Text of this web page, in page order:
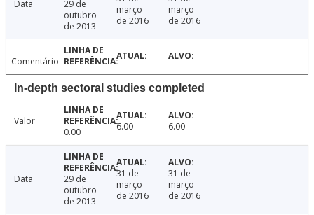
Data
29 de
outubro
de 2013
março
de 2016
março
de 2016
Comentário
In-depth sectoral studies completed
Valor
0.00
6.00 6.00
Data
29 de
outubro
de 2013
31 de
março
de 2016
31 de
março
de 2016